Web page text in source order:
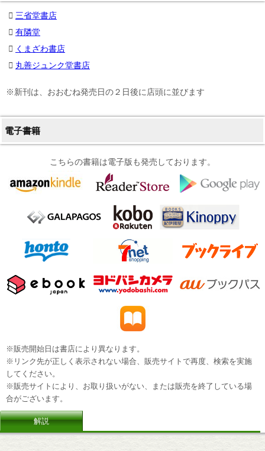
三省堂書店
有隣堂
くまざわ書店
丸善ジュンク堂書店
※新刊は、おおむね発売日の２日後に店頭に並びます
電子書籍
こちらの書籍は電子版も発売しております。
※販売開始日は書店により異なります。
※リンク先が正しく表示されない場合、販売サイトで再度、検索を実施
してください。
※販売サイトにより、お取り扱いがない、または販売を終了している場
合がございます。
解説